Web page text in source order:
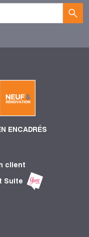
ENCADRÉS
client
Suite